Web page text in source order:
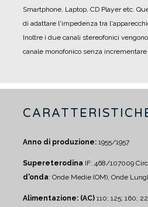
Smartphone, Laptop, CD Player etc.
di adattare l'impedenza tra
Inoltre i due canali stereofonici
canale monofonico senza
Anno di produzione: 1955/1957
Supereterodina IF: 468/107009
d'onda: Onde Medie (OM), Onde
Alimentazione: (AC) 110; 125; 160;